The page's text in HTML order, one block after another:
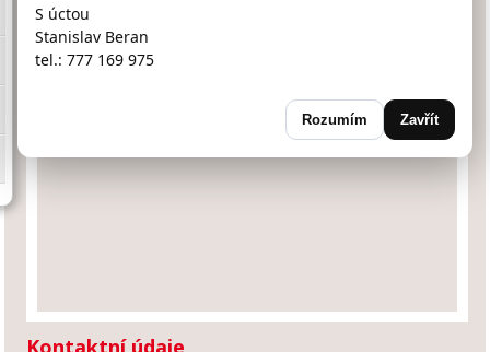
Kontaktní údaje
S úctou
Stanislav Beran
tel.: 777 169 975
Rozumím Zavřít